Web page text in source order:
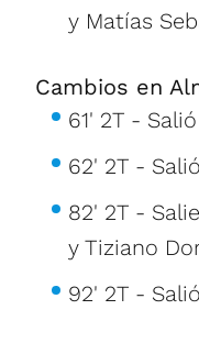
y Matías
Cambios en
61' 2T -
62' 2T -
82' 2T -
y Tiziano
92' 2T -